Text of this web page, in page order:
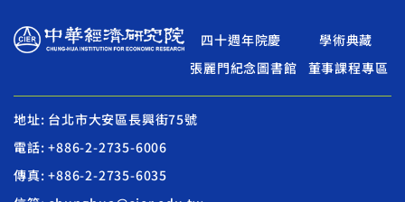
四十週年院慶
學術典藏
張麗門紀念圖書館
董事課程專區
地址: 台北市大安區長興街75號
電話: +886-2-2735-6006
傳真: +886-2-2735-6035